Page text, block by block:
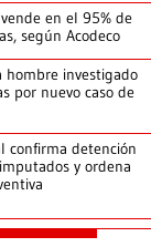
en el 95% de
según Acodeco
hombre investigado
por nuevo caso de
confirma detención
y ordena